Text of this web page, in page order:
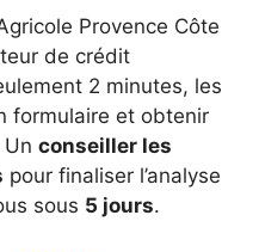
Provence Côte
de crédit
2 minutes, les
formulaire et obtenir
conseiller les
pour finaliser l’analyse
sous 5 jours.